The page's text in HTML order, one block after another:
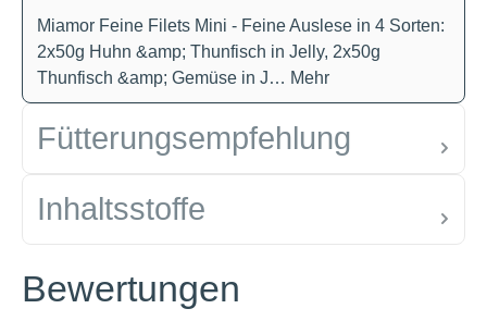
Miamor Feine Filets Mini - Feine Auslese in 4 Sorten:
2x50g Huhn &amp; Thunfisch in Jelly, 2x50g
Thunfisch &amp; Gemüse in J… Mehr
Fütterungsempfehlung
Inhaltsstoffe
Bewertungen